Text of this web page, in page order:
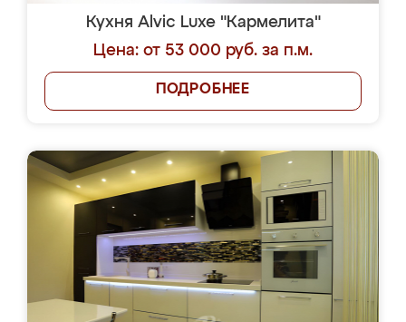
Кухня Alvic Luxe "Кармелита"
Цена: от 53 000 руб. за п.м.
ПОДРОБНЕЕ